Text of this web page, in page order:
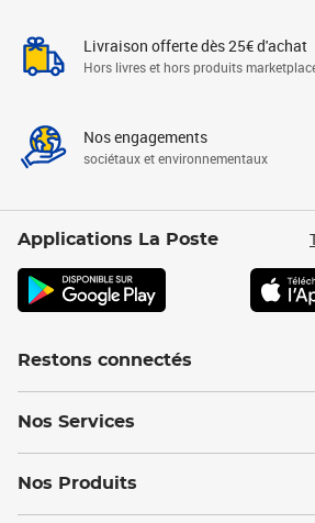
Livraison offerte dès 25€ d'achat
Hors livres et hors produits
Nos engagements
sociétaux et environnementaux
Applications La Poste
Restons connectés
Nos Services
Nos Produits